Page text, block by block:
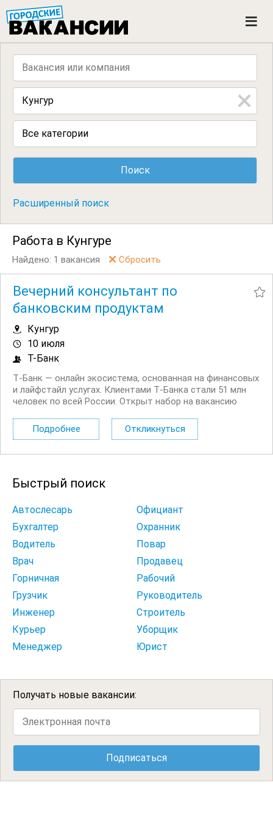
n
Все категории
Расширенный поиск
Работа в Кунгуре
Найдено: 1 вакансия Сбросить
Вечерний консультант по
банковским продуктам
Кунгур
10 июля
Т-Банк
Т‑Банк — онлайн экосистема, основанная на финансовых
и лайфстайл услугах. Клиентами Т‑Банка стали 51 млн
человек по всей России. Открыт набор на вакансию
будете делать: Консультировать клиентов по
депозитным продуктам на входящих звонках...
Подробнее Откликнуться
Быстрый поиск
Автослесарь
Официант
Бухгалтер
Охранник
Водитель
Повар
Врач
Продавец
Горничная
Рабочий
Грузчик
Руководитель
Инженер
Строитель
Курьер
Уборщик
Менеджер
Юрист
Получать новые вакансии: